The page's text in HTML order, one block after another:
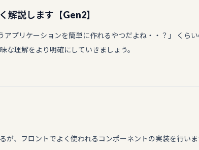
解説します【Gen2】
プリケーションを簡単に作れるやつだよね・・？」 くら
な理解をより明確にしていきましょう。
、フロントでよく使われるコンポーネントの実装を行いま